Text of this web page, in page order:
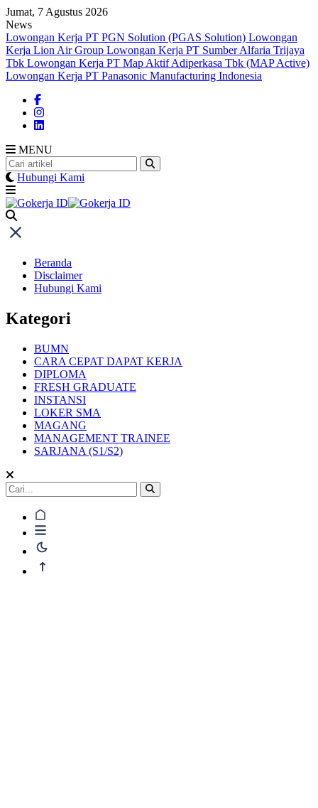
Skip
to
content
Jumat, 7 Agustus 2026
News
Lowongan Kerja PT PGN Solution (PGAS Solution) Lowongan
Kerja Lion Air Group Lowongan Kerja PT Sumber Alfaria Trijaya
Tbk Lowongan Kerja PT Map Aktif Adiperkasa Tbk (MAP Active)
Lowongan Kerja PT Panasonic Manufacturing Indonesia
MENU
Hubungi Kami
Beranda
Disclaimer
Hubungi Kami
Kategori
BUMN
CARA CEPAT DAPAT KERJA
DIPLOMA
FRESH GRADUATE
INSTANSI
LOKER SMA
MAGANG
MANAGEMENT TRAINEE
SARJANA (S1/S2)